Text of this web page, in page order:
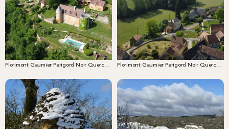
Florimont Gaumier Perigord Noir Quercy _chateau de Péchimbert Florimont Gaumier Perigord Noir Quercy Village Gaumier Patrimoine _village de Gaumier